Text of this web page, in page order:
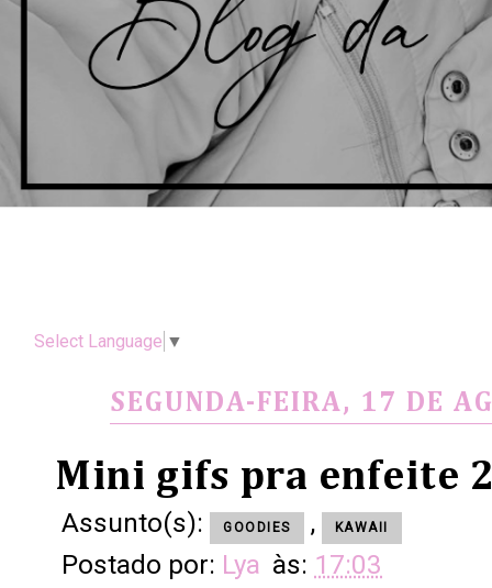
Select Language ▼
SEGUNDA-FEIRA, 17 DE
Mini gifs pra enfeite
Assunto(s): GOODIES , KAWAII
Postado por: Lya às: 17:03